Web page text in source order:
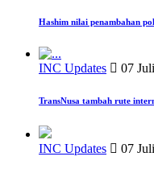
Hashim nilai penambahan
INC Updates 07
TransNusa tambah rute
INC Updates 07